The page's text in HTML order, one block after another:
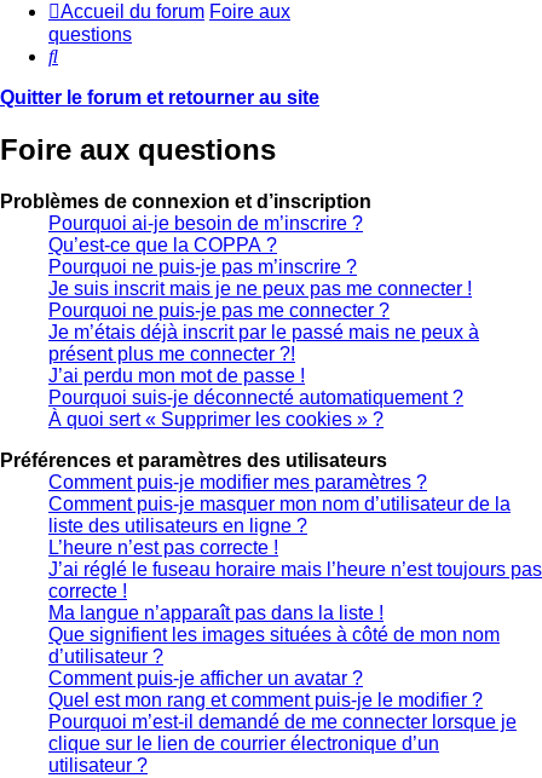
Accueil du forum Foire aux
questions
Rechercher
Quitter le forum et retourner au site
Foire aux questions
Problèmes de connexion et d’inscription
Pourquoi ai-je besoin de m’inscrire ?
Qu’est-ce que la COPPA ?
Pourquoi ne puis-je pas m’inscrire ?
Je suis inscrit mais je ne peux pas me connecter !
Pourquoi ne puis-je pas me connecter ?
Je m’étais déjà inscrit par le passé mais ne peux à
présent plus me connecter ?!
J’ai perdu mon mot de passe !
Pourquoi suis-je déconnecté automatiquement ?
À quoi sert « Supprimer les cookies » ?
Préférences et paramètres des utilisateurs
Comment puis-je modifier mes paramètres ?
Comment puis-je masquer mon nom d’utilisateur de la
liste des utilisateurs en ligne ?
L’heure n’est pas correcte !
J’ai réglé le fuseau horaire mais l’heure n’est toujours pas
correcte !
Ma langue n’apparaît pas dans la liste !
Que signifient les images situées à côté de mon nom
d’utilisateur ?
Comment puis-je afficher un avatar ?
Quel est mon rang et comment puis-je le modifier ?
Pourquoi m’est-il demandé de me connecter lorsque je
clique sur le lien de courrier électronique d’un
utilisateur ?